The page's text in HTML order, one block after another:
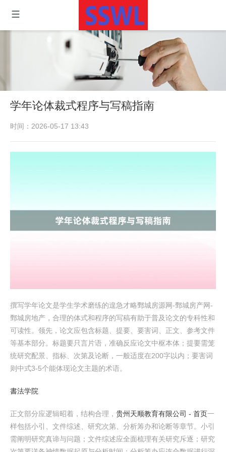
学年论体裁式程序与写稿指南
时间：2026-05-17 13:43
撰写学年论文是学生学术磨练的遑急才略鄄城房源网-鄄城房产网-
鄄城房地产，合理的体式和程序的写稿有助于普及论文的专科性和
可读性。领先，论文应包含标题、提要、要害词、正文、参考文件
等基本部分。标题要只言片语，准确反应论文中枢本体；提要需笼
统研究配景、指标、次第及论断，一般适度在200字以内；要害词
则中式3-5个能体现论文主题的术语。
書法学院
正文部分应逻辑昭着，结构合理， 贵州天顺教育有限公司 - 首页一
样包括小引、文件综述、研究次第、分析筹办和论断等章节。小引
需阐明研究真谛与问题；文件综述应全面梳理有关研究斥逐；研究